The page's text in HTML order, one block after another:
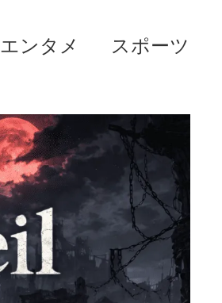
エンタメ スポーツ